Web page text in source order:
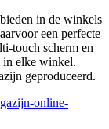
in de winkels
een perfecte
touch scherm en
in elke winkel.
geproduceerd.
online-